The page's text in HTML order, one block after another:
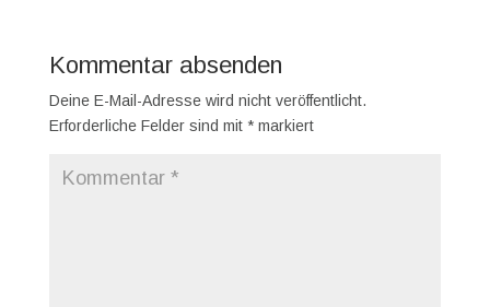
Kommentar absenden
Deine E-Mail-Adresse wird nicht veröffentlicht.
Erforderliche Felder sind mit *markiert